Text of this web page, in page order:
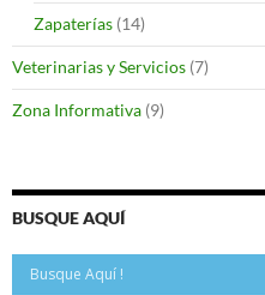
Zapaterías (14)
Veterinarias y Servicios (7)
Zona Informativa (9)
BUSQUE AQUÍ